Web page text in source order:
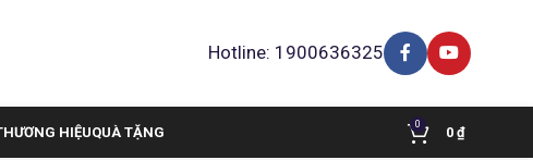
Hotline: 1900636325
HIỆUQUÀ TẶNG 0
0 ₫